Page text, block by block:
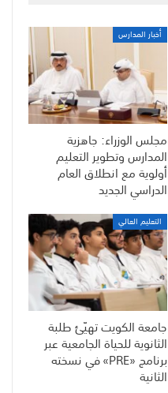
أخبار المدارس
مجلس الوزراء: جاهزية
المدارس وتطوير التعليم
أولوية مع انطلاق العام
الدراسي الجديد
التعليم العالي
جامعة الكويت تهيّئ طلبة
الثانوية للحياة الجامعية عبر
برنامج «PRE» في نسخته
الثانية